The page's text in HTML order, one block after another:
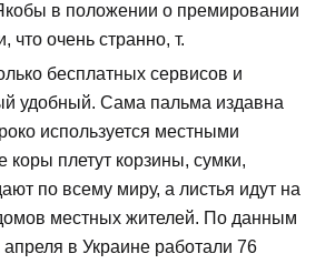
в положении о премировании
что очень странно, т.
бесплатных сервисов и
удобный. Сама пальма издавна
используется местными
коры плетут корзины, сумки,
по всему миру, а листья идут на
местных жителей. По данным
в Украине работали 76